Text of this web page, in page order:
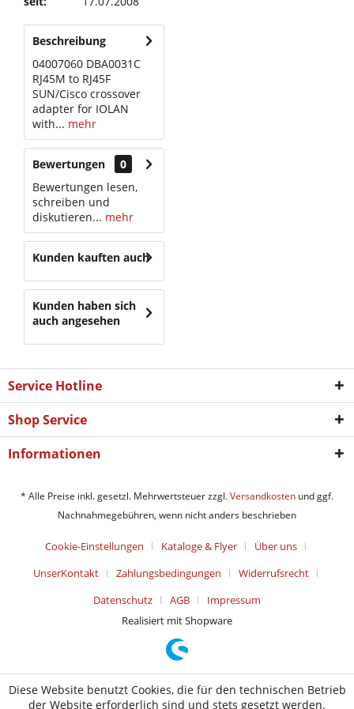
Beschreibung
04007060 DBA0031C
RJ45M to RJ45F
SUN/Cisco crossover
adapter for IOLAN
with... mehr
Bewertungen
0
Bewertungen lesen,
schreiben und
diskutieren... mehr
Kunden kauften auch
Kunden haben sich
auch angesehen
Service Hotline
Shop Service
Informationen
* Alle Preise inkl. gesetzl. Mehrwertsteuer zzgl.Versandkosten und ggf.
Nachnahmegebühren, wenn nicht anders beschrieben
Cookie-Einstellungen Kataloge & Flyer
Über uns
UnserKontakt
Zahlungsbedingungen
Widerrufsrecht
Datenschutz
AGB
Impressum
Realisiert mit Shopware
Diese Website benutzt Cookies, die für den technischen Betrieb
der Website erforderlich sind und stets gesetzt werden.